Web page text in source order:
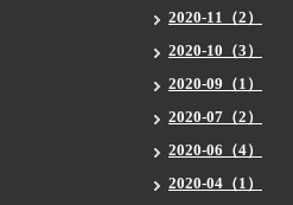
2020-11（2）
2020-10（3）
2020-09（1）
2020-07（2）
2020-06（4）
2020-04（1）